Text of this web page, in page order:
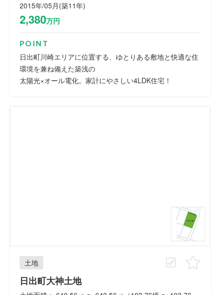
2015年/05月(築11年)
2,380万円
POINT
日出町川崎エリアに位置する、ゆとりある敷地と快適な住
環境を兼ね備えた築浅の
太陽光×オール電化。家計にやさしい4LDK住宅！
土地
日出町大神土地